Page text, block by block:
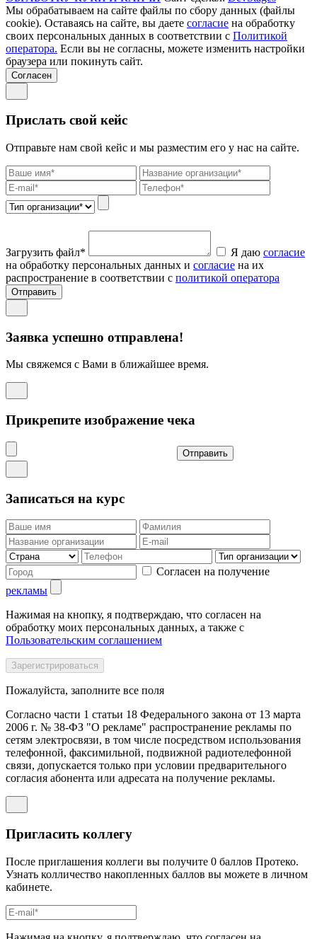
Мы обрабатываем на сайте файлы по сбору данных (файлы
cookie). Оставаясь на сайте, вы даете согласие на обработку
своих персональных данных в соответствии с Политикой
оператора. Если вы не согласны, можете изменить настройки
браузера или покинуть сайт.
Согласен
Прислать свой кейс
Отправьте нам свой кейс и мы разместим его у нас на сайте.
Загрузить файл* Я даю согласие
на обработку персональных данных и согласие на их
распространение в соответствии с политикой оператора
Отправить
Заявка успешно отправлена!
Мы свяжемся с Вами в ближайшее время.
Прикрепите изображение чека
Отправить
Записаться на курс
Согласен на получение
рекламы
Нажимая на кнопку, я подтверждаю, что согласен на
обработку моих персональных данных, а также с
Пользовательским соглашением
Пожалуйста, заполните все поля
Согласно части 1 статьи 18 Федерального закона от 13 марта
2006 г. № 38-ФЗ "О рекламе" распространение рекламы по
сетям электросвязи, в том числе посредством использования
телефонной, факсимильной, подвижной радиотелефонной
связи, допускается только при условии предварительного
согласия абонента или адресата на получение рекламы.
Пригласить коллегу
После приглашения коллеги вы получите 0 баллов Протеко.
Узнать колличество накопленных баллов вы можете в личном
кабинете.